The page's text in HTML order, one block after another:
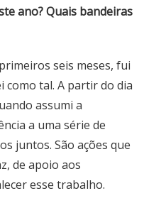
ano? Quais bandeiras
seis meses, fui
como tal. A partir do dia
assumi a
a uma série de
juntos. São ações que
de apoio aos
esse trabalho.